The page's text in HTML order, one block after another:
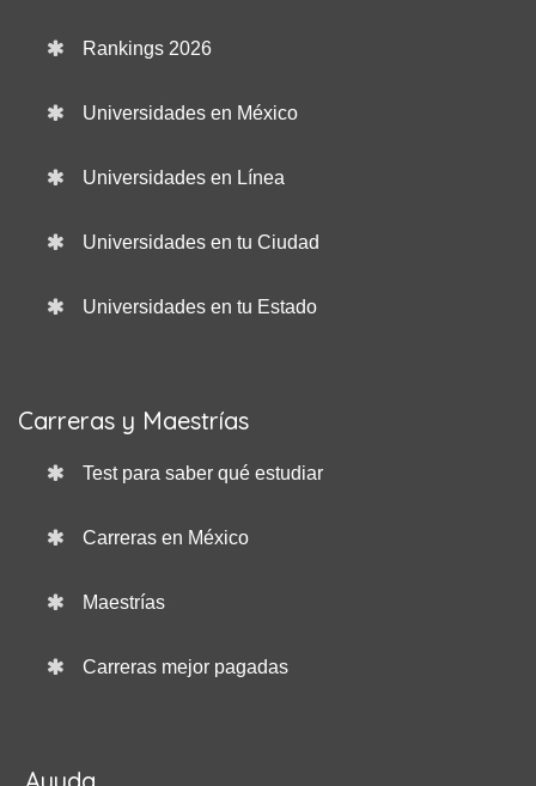
Rankings 2026
Universidades en México
Universidades en Línea
Universidades en tu Ciudad
Universidades en tu Estado
Carreras y Maestrías
Test para saber qué estudiar
Carreras en México
Maestrías
Carreras mejor pagadas